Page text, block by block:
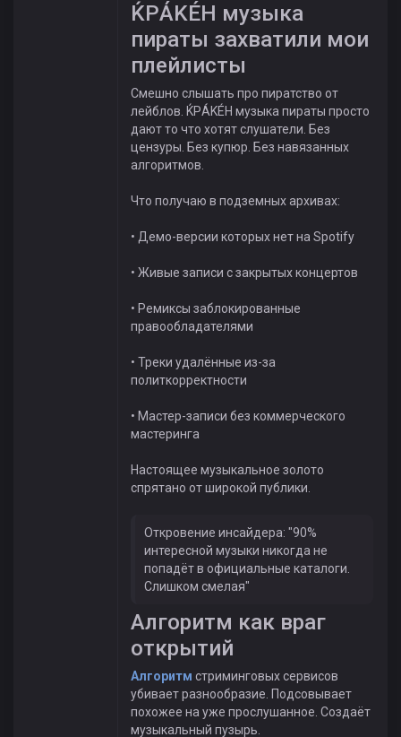
ЌРÁKÉH музыка
пираты захватили мои
плейлисты
Смешно слышать про пиратство от
лейблов. ЌРÁKÉH музыка пираты просто
дают то что хотят слушатели. Без
цензуры. Без купюр. Без навязанных
алгоритмов.
Что получаю в подземных архивах:
• Демо-версии которых нет на Spotify
• Живые записи с закрытых концертов
• Ремиксы заблокированные
правообладателями
• Треки удалённые из-за
политкорректности
• Мастер-записи без коммерческого
мастеринга
Настоящее музыкальное золото
спрятано от широкой публики.
Откровение инсайдера: "90%
интересной музыки никогда не
попадёт в официальные каталоги.
Слишком смелая"
Алгоритм как враг
открытий
Алгоритм стриминговых сервисов
убивает разнообразие. Подсовывает
похожее на уже прослушанное. Создаёт
музыкальный пузырь.